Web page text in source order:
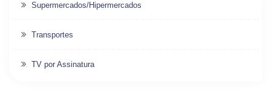
Supermercados/Hipermercados
Transportes
TV por Assinatura